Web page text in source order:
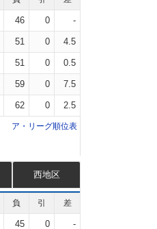
46 0 -
51 0 4.5
51 0 0.5
59 0 7.5
62 0 2.5
ア・リーグ順位表
西地区
負 引 差
45 0 -